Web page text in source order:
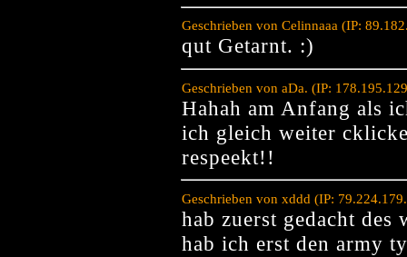
Geschrieben von Celinnaaa (IP:
qut Getarnt. :)
Geschrieben von aDa. (IP:
Hahah am Anfang als
ich gleich weiter
respeekt!!
Geschrieben von xddd (IP:
hab zuerst gedacht des
hab ich erst den army